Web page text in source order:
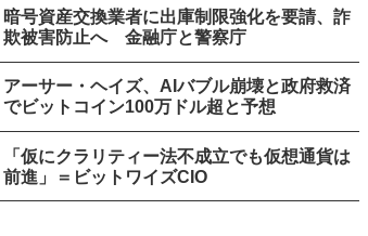
暗号資産交換業者に出庫制限強化を要請、詐
欺被害防止へ 金融庁と警察庁
アーサー・ヘイズ、AIバブル崩壊と政府救済
でビットコイン100万ドル超と予想
「仮にクラリティー法不成立でも仮想通貨は
前進」＝ビットワイズCIO